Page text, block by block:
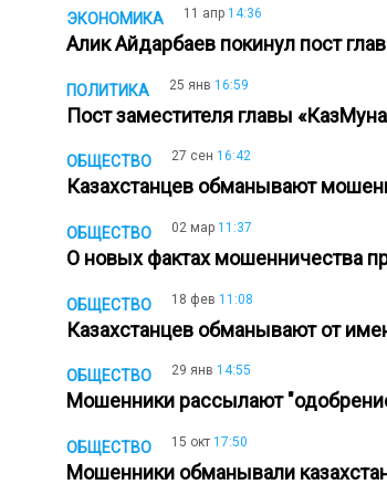
ЭКОНОМИКА 11 апр 14:36
Алик Айдарбаев покинул пост
ПОЛИТИКА 25 янв 16:59
Пост заместителя главы
ОБЩЕСТВО 27 сен 16:42
Казахстанцев обманывают
ОБЩЕСТВО 02 мар 11:37
О новых фактах мошенничества
ОБЩЕСТВО 18 фев 11:08
Казахстанцев обманывают от
ОБЩЕСТВО 29 янв 14:55
Мошенники рассылают
ОБЩЕСТВО 15 окт 17:50
Мошенники обманывали